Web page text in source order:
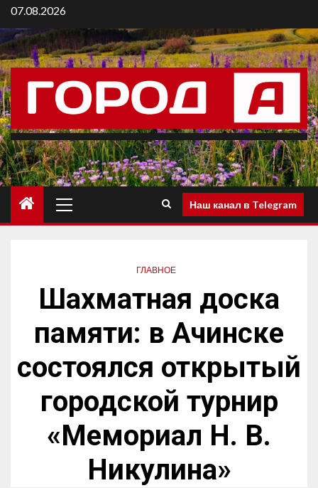
07.08.2026
Наш канал в Telegram
ГЛАВНОЕ
Шахматная доска
памяти: в Ачинске
состоялся открытый
городской турнир
«Мемориал Н. В.
Никулина»